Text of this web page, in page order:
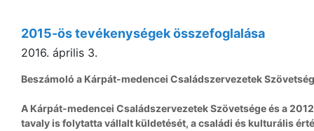
2015-ös tevékenységek összefoglalása
2016. április 3.
Beszámoló a Kárpát-medencei Családszervezetek
A Kárpát-medencei Családszervezetek Szövetsége és a
tavaly is folytatta vállalt küldetését, a családi és kulturális